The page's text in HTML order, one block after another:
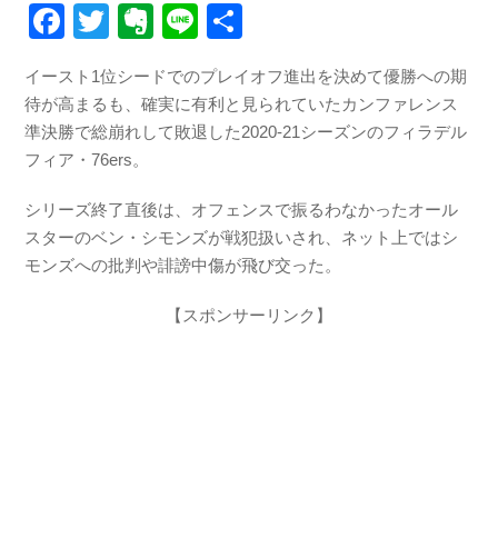
F
c
e
b
o
o
k
T
tt
er
E
er
n
e
Li
e
イースト1位シードでのプレイオフ進出を決めて優勝への期
待が高まるも、確実に有利と見られていたカンファレンス
準決勝で総崩れして敗退した2020-21シーズンのフィラデル
フィア・76ers。
シリーズ終了直後は、オフェンスで振るわなかったオール
スターのベン・シモンズが戦犯扱いされ、ネット上ではシ
モンズへの批判や誹謗中傷が飛び交った。
【スポンサーリンク】